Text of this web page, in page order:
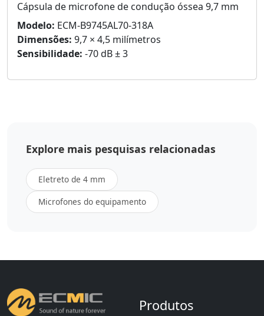
Cápsula de microfone de condução óssea 9,7 mm
Modelo: ECM-B9745AL70-318A
Dimensões: 9,7 × 4,5 milímetros
Sensibilidade: -70 dB ± 3
Explore mais pesquisas relacionadas
Eletreto de 4 mm
Microfones do equipamento
Produtos